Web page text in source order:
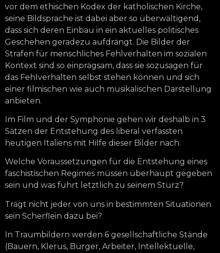
vor dem ethischen Kodex der katholischen Kirche,
seine Bildsprache ist dabei aber so überwältigend,
dass sich deren Einbau in ein aktuelles politisches
Geschehen geradezu aufdrängt. Die Bilder der
Strafen für menschliches Fehlverhalten im sozialen
Kontext sind so einprägsam, dass sie sozusagen für
das Fehlverhalten selbst stehen können und sich
einer filmischen wie auch musikalischen Darstellung
anbieten.
Im Film und der Symphonie gehen wir deshalb in 3
Sätzen der Entstehung des liberal verfassten
heutigen Italiens mit Hilfe dieser Bilder nach.
Welche Voraussetzungen für die Entstehung eines
faschistischen Regimes müssen überhaupt gegeben
sein und was führt letztlich zu seinem Sturz?
Trägt nicht jeder von uns in bestimmten Situationen
sein Scherflein dazu bei?
In Traumbildern werden 6 gesellschaftliche Stände
(Bauern, Klerus, Bürger, Arbeiter, Intellektuelle,